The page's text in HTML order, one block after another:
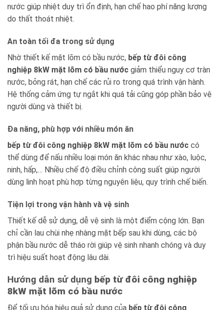
nước giúp nhiệt duy trì ổn định, hạn chế hao phí năng lượng
do thất thoát nhiệt.
An toàn tối đa trong sử dụng
Nhờ thiết kế mặt lõm có bầu nước, bếp từ đôi công
nghiệp 8kW mặt lõm có bầu nước giảm thiểu nguy cơ tràn
nước, bỏng rát, hạn chế các rủi ro trong quá trình vận hành.
Hệ thống cảm ứng tự ngắt khi quá tải cũng góp phần bảo vệ
người dùng và thiết bị.
Đa năng, phù hợp với nhiều món ăn
bếp từ đôi công nghiệp 8kW mặt lõm có bầu nước có
thể dùng để nấu nhiều loại món ăn khác nhau như xào, luộc,
ninh, hấp,… Nhiều chế độ điều chỉnh công suất giúp người
dùng linh hoạt phù hợp từng nguyên liệu, quy trình chế biến.
Tiện lợi trong vận hành và vệ sinh
Thiết kế dễ sử dụng, dễ vệ sinh là một điểm cộng lớn. Bạn
chỉ cần lau chùi nhẹ nhàng mặt bếp sau khi dùng, các bộ
phận bầu nước dễ tháo rời giúp vệ sinh nhanh chóng và duy
trì hiệu suất hoạt động lâu dài.
Hướng dẫn sử dụng bếp từ đôi công nghiệp
8kW mặt lõm có bầu nước
Để tối ưu hóa hiệu quả sử dụng của bếp từ đôi công